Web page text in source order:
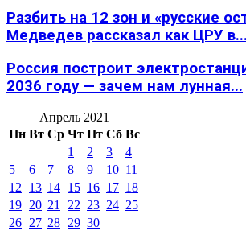
Разбить на 12 зон и «русские
Медведев рассказал как ЦРУ в...
Россия построит
2036 году — зачем нам лунная...
Апрель 2021
Пн Вт Ср Чт Пт Сб Вс
1
2 3
4
5
6 7 8 9 10 11
12
13 14 15 16 17 18
19 20 21 22 23 24 25
26 27 28 29 30